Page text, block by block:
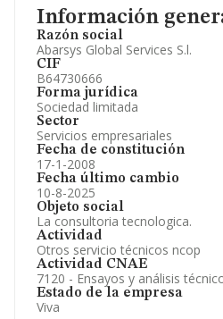
Información
Razón social
Abarsys Global Services S.l.
CIF
B64730666
Forma jurídica
Sociedad limitada
Sector
Servicios empresariales
Fecha de constitución
17-1-2008
Fecha último cambio
10-8-2025
Objeto social
La consultoria tecnologica.
Actividad
Otros servicio técnicos ncop
Actividad CNAE
7120 - Ensayos y análisis
Estado de la empresa
Viva
Información oficial y